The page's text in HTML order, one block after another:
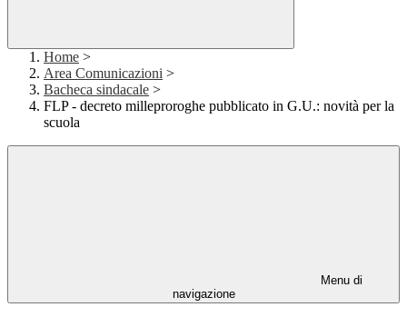
Home >
Area Comunicazioni >
Bacheca sindacale >
FLP - decreto milleproroghe pubblicato in G.U.: novità per la
scuola
Menu di
navigazione